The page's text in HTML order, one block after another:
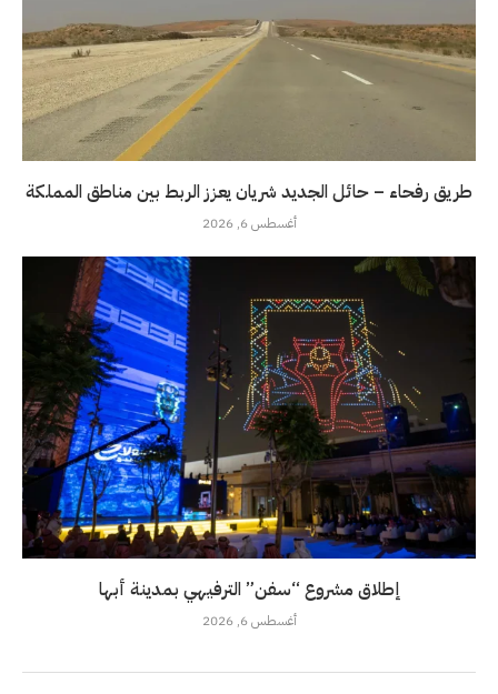
طريق رفحاء – حائل الجديد شريان يعزز الربط بين مناطق المملكة
أغسطس 6, 2026
إطلاق مشروع “سفن” الترفيهي بمدينة أبها
أغسطس 6, 2026